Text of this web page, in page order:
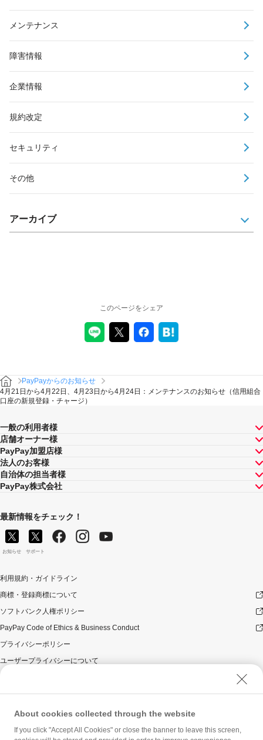
メンテナンス
障害情報
企業情報
規約改定
セキュリティ
その他
アーカイブ
このページをシェア
PayPayからのお知らせ
4月21日から4月22日、4月23日から4月24日：メンテナンスのお知らせ（信用組合
口座の新規登録・チャージ）
一般の利用者様
店舗オーナー様
PayPay加盟店様
法人のお客様
自治体の担当者様
PayPay株式会社
最新情報をチェック！
お知らせ サポート
利用規約・ガイドライン
商標・登録商標について
ソフトバンク人権ポリシー
PayPay Code of Ethics & Business Conduct
プライバシーポリシー
ユーザープライバシーについて
ウェブサイト利用規約
反社会的勢力に対する方針
勧誘方針
About cookies collected through the website
If you click "Accept All Cookies" or close the banner to leave this screen,